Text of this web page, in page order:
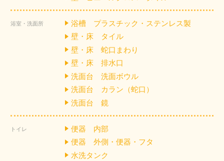
浴室・洗面所
浴槽 プラスチック・ステンレス製
壁・床 タイル
壁・床 蛇口まわり
壁・床 排水口
洗面台 洗面ボウル
洗面台 カラン（蛇口）
洗面台 鏡
トイレ
便器 内部
便器 外側・便器・フタ
水洗タンク